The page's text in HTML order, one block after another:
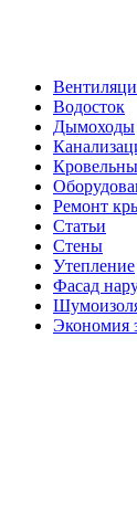
Водосток
Дымоходы
Ремонт
Статьи
Стены
Утепление
Фасад
Экономия